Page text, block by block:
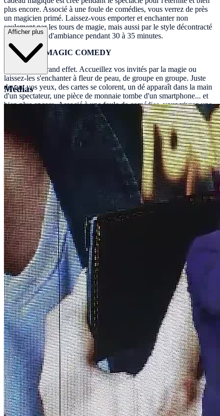
plus encore. Associé à une foule de comédies, vous verrez de près
un magicien primé. Laissez-vous emporter et enchanter non
seulement par les tours de magie, mais aussi par le style décontracté
de ce créateur d'ambiance pendant 30 à 35 minutes.
CLOSE UP MAGIC COMEDY
Petit set-up, grand effet. Accueillez vos invités par la magie ou
laissez-les s'enchanter à fleur de peau, de groupe en groupe. Juste
devant vos yeux, des cartes se colorent, un dé apparaît dans la main
d'un spectateur, une pièce de monnaie tombe d'un smartphone... et
bien plus encore. Associé à une foule de comédies, vous vivrez une
expérience de magie rafraîchissante plus proche que jamais.
Vos avantages
Vous et vos invités rirez de bon cœur - c'est garanti !
Laissez-vous emporter et enthousiasmer par un jeune
artiste.
Vos invités parleront encore longtemps de votre
événement et vous aurez des sujets de conversation pour
toute la fête.
Faites l'expérience d'un art magique moderne et
rafraîchissant.
A fleur de peau, dynamique, interactif.
Afficher plus
Médias